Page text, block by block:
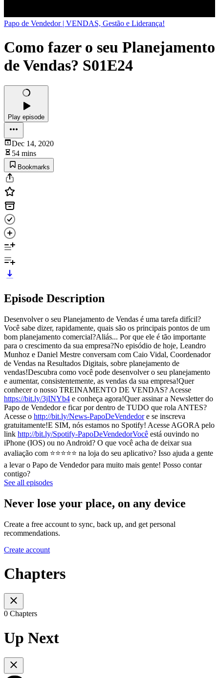
Papo de Vendedor | VENDAS, Gestão e Liderança!
Como fazer o seu Planejamento
de Vendas? S01E24
Play episode
Dec 14, 2020
54 mins
Bookmarks
Episode Description
Desenvolver o seu Planejamento de Vendas é uma tarefa difícil?
Você sabe dizer, rapidamente, quais são os principais pontos de um
bom planejamento comercial?Aliás... Por que ele é tão importante
para o crescimento da sua empresa?No episódio de hoje, Leandro
Munhoz e Daniel Mestre conversam com Caio Vidal, Coordenador
de Vendas na Resultados Digitais, sobre planejamento de
vendas!Descubra como você pode desenvolver o seu planejamento
e aumentar, consistentemente, as vendas da sua empresa!Quer
conhecer o nosso TREINAMENTO DE VENDAS? Acesse
https://bit.ly/3jINYb4 e conheça agora!Quer assinar a Newsletter do
Papo de Vendedor e ficar por dentro de TUDO que rola ANTES?
Acesse o http://bit.ly/News-PapoDeVendedore se inscreva
gratuitamente!E SIM, nós estamos no Spotify! Acesse AGORA pelo
link http://bit.ly/Spotify-PapoDeVendedorVocê está ouvindo no
iPhone (IOS) ou no Android? O que você acha de deixar sua
avaliação com ⭐⭐⭐⭐⭐ na loja do seu aplicativo? Isso ajuda a gente
a levar o Papo de Vendedor para muito mais gente! Posso contar
contigo?
See all episodes
Never lose your place, on any device
Create a free account to sync, back up, and get personal
recommendations.
Create account
Chapters
0 Chapters
Up Next